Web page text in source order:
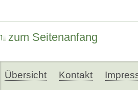
zum Seitenanfang
Übersicht Kontakt